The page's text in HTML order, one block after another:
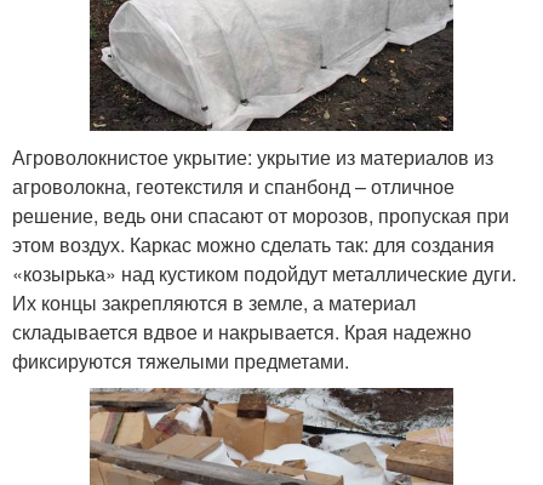
Агроволокнистое укрытие: укрытие из материалов из
агроволокна, геотекстиля и спанбонд – отличное
решение, ведь они спасают от морозов, пропуская при
этом воздух. Каркас можно сделать так: для создания
«козырька» над кустиком подойдут металлические дуги.
Их концы закрепляются в земле, а материал
складывается вдвое и накрывается. Края надежно
фиксируются тяжелыми предметами.